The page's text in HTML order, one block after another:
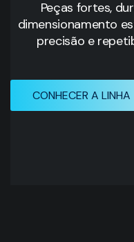
Peças fortes,
dimensionamento
precisão e
CONHECER A LINHA